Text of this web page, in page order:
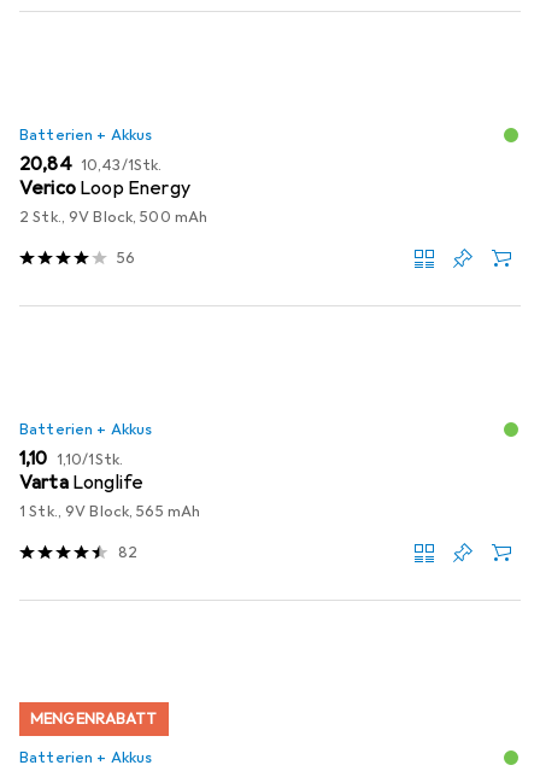
Batterien + Akkus
EUR
20,84 EUR
10,43/1Stk.
Verico Loop Energy
2 Stk., 9V Block, 500 mAh
56
Batterien + Akkus
EUR
1,10 EUR
1,10/1Stk.
Varta Longlife
1 Stk., 9V Block, 565 mAh
82
MENGENRABATT
Batterien + Akkus